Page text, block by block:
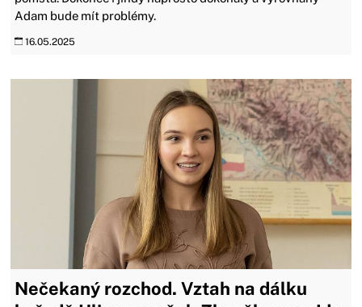
Adam bude mít problémy.
16.05.2025
Nečekaný rozchod. Vztah na dálku